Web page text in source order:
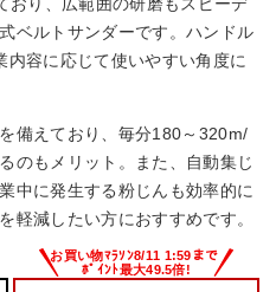
おり、広範囲の研磨もスピーデ
ベルトサンダーです。ハンドル
容に応じて使いやすい角度に
備えており、毎分180～320m/
のもメリット。また、自動集じ
中に発生する粉じんも効率的に
軽減したい方におすすめです。